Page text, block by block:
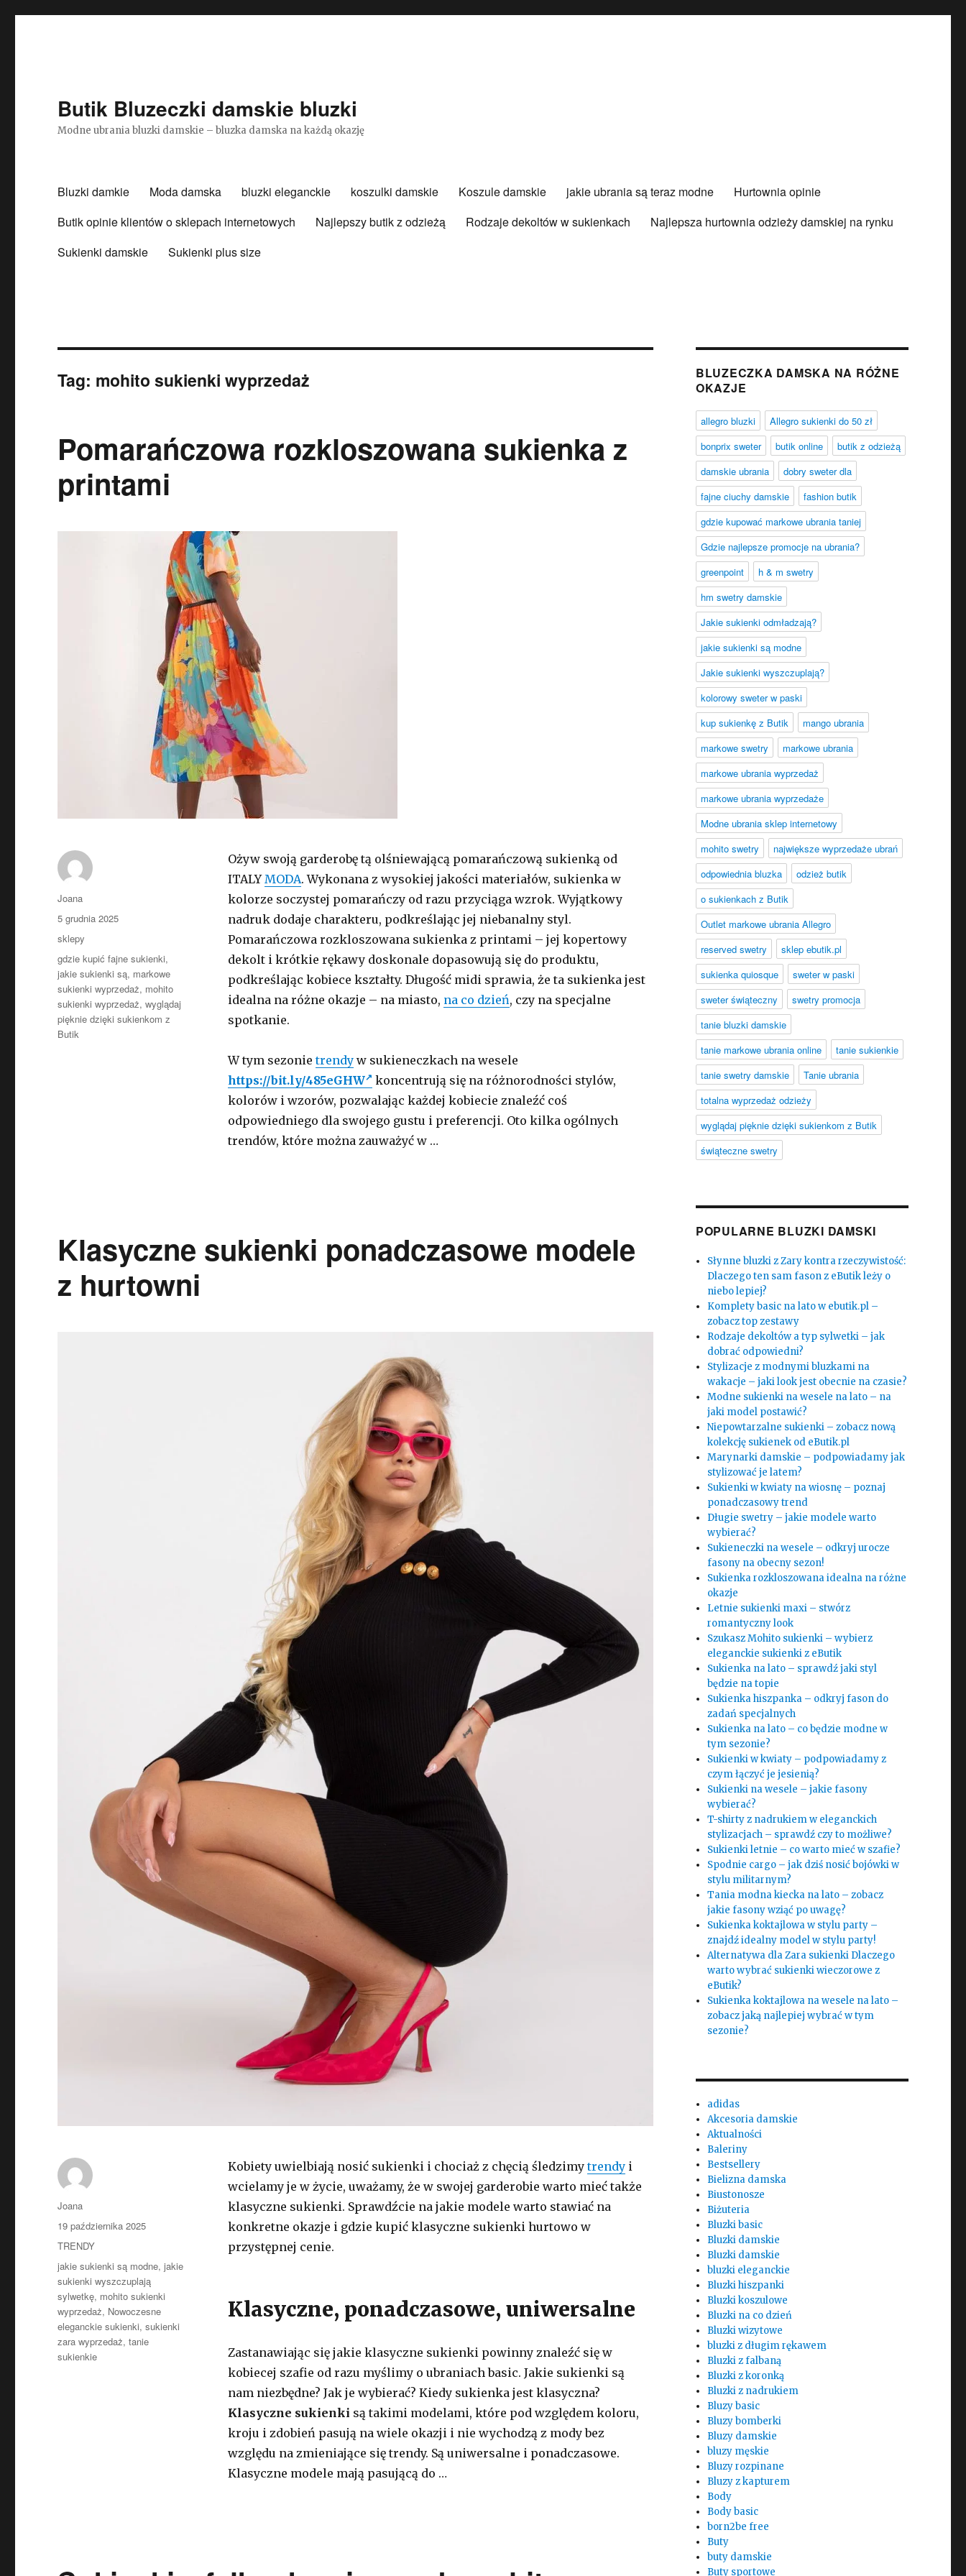
Butik Bluzeczki damskie bluzki
Modne ubrania bluzki damskie – bluzka damska na każdą okazję
Bluzki damkie Moda damska bluzki eleganckie koszulki damskie Koszule damskie jakie ubrania są teraz modne
Hurtownia opinie
Butik opinie klientów o sklepach internetowych
Najlepszy butik z odzieżą Rodzaje dekoltów w sukienkach
Najlepsza hurtownia odzieży damskiej na rynku
Sukienki damskie
Sukienki plus size
Tag: mohito sukienki wyprzedaż
Pomarańczowa rozkloszowana sukienka z
printami
Ożyw swoją garderobę tą olśniewającą pomarańczową sukienką od
ITALYMODA. Wykonana z wysokiej jakości materiałów, sukienka w
kolorze soczystej pomarańczy od razu przyciąga wzrok. Wyjątkowy
nadruk dodaje charakteru, podkreślając jej niebanalny styl.
Pomarańczowa rozkloszowana sukienka z printami – jej kopertowy
dekolt i krótkie rękawy doskonale dopasowują się do produktu,
podkreślając kobiece kształty. Długość midi sprawia, że ta sukienka jest
idealna na różne okazje – na miasto, na co dzień, czy na specjalne
spotkanie.
W tym sezonietrendyw sukieneczkach na wesele
https://bit.ly/485eGHW
koncentrują się na różnorodności stylów,
kolorów i wzorów, pozwalając każdej kobiecie znaleźć coś
odpowiedniego dla swojego gustu i preferencji. Oto kilka ogólnych
trendów, które można zauważyć w …
Autor
Joana
Opublikowano
5 grudnia 2025
Kategorie
sklepy
Tagi
gdzie kupić fajne sukienki,
jakie sukienki są, markowe
sukienki wyprzedaż, mohito
sukienki wyprzedaż,wyglądaj
pięknie dzięki sukienkom z
Butik
Klasyczne sukienki ponadczasowe modele
z hurtowni
Kobiety uwielbiają nosić sukienki i chociaż z chęcią śledzimytrendyi
wcielamy je w życie, uważamy, że w swojej garderobie warto mieć także
klasyczne sukienki. Sprawdźcie na jakie modele warto stawiać na
konkretne okazje i gdzie kupić klasyczne sukienki hurtowo w
przystępnej cenie.
Klasyczne, ponadczasowe, uniwersalne
Zastanawiając się jakie klasyczne sukienki powinny znaleźć się w
kobiecej szafie od razu myślimy o ubraniach basic. Jakie sukienki są
nam niezbędne? Jak je wybierać? Kiedy sukienka jest klasyczna?
Klasyczne sukienki są takimi modelami, które pod względem koloru,
kroju i zdobień pasują na wiele okazji i nie wychodzą z mody bez
względu na zmieniające się trendy. Są uniwersalne i ponadczasowe.
Klasyczne modele mają pasującą do …
Autor
Joana
Opublikowano
19 października 2025
Kategorie
TRENDY
Tagi
jakie sukienki są modne,jakie
sukienki wyszczuplają
sylwetkę, mohito sukienki
wyprzedaż, Nowoczesne
eleganckie sukienki,sukienki
zara wyprzedaż,tanie
sukienkie
BLUZECZKA DAMSKA NA RÓŻNE
OKAZJE
allegro bluzki
Allegro sukienki do 50 zł
bonprix sweter
butik online
butik z odzieżą
damskie ubrania
dobry sweter dla
fajne ciuchy damskie
fashion butik
gdzie kupować markowe ubrania taniej
Gdzie najlepsze promocje na ubrania?
greenpoint
h & m swetry
hm swetry damskie
Jakie sukienki odmładzają?
jakie sukienki są modne
Jakie sukienki wyszczuplają?
kolorowy sweter w paski
kup sukienkę z Butik
mango ubrania
markowe swetry
markowe ubrania
markowe ubrania wyprzedaż
markowe ubrania wyprzedaże
Modne ubrania sklep internetowy
mohito swetry
największe wyprzedaże ubrań
odpowiednia bluzka
odzież butik
o sukienkach z Butik
Outlet markowe ubrania Allegro
reserved swetry
sklep ebutik.pl
sukienka quiosque
sweter w paski
sweter świąteczny
swetry promocja
tanie bluzki damskie
tanie markowe ubrania online
tanie sukienkie
tanie swetry damskie
Tanie ubrania
totalna wyprzedaż odzieży
wyglądaj pięknie dzięki sukienkom z Butik
świąteczne swetry
POPULARNE BLUZKI DAMSKI
Słynne bluzki z Zary kontra rzeczywistość:
Dlaczego ten sam fason z eButik leży o
niebo lepiej?
Komplety basic na lato w ebutik.pl –
zobacz top zestawy
Rodzaje dekoltów a typ sylwetki – jak
dobrać odpowiedni?
Stylizacje z modnymi bluzkami na
wakacje – jaki look jest obecnie na czasie?
Modne sukienki na wesele na lato – na
jaki model postawić?
Niepowtarzalne sukienki – zobacz nową
kolekcję sukienek od eButik.pl
Marynarki damskie – podpowiadamy jak
stylizować je latem?
Sukienki w kwiaty na wiosnę – poznaj
ponadczasowy trend
Długie swetry – jakie modele warto
wybierać?
Sukieneczki na wesele – odkryj urocze
fasony na obecny sezon!
Sukienka rozkloszowana idealna na różne
okazje
Letnie sukienki maxi – stwórz
romantyczny look
Szukasz Mohito sukienki – wybierz
eleganckie sukienki z eButik
Sukienka na lato – sprawdź jaki styl
będzie na topie
Sukienka hiszpanka – odkryj fason do
zadań specjalnych
Sukienka na lato – co będzie modne w
tym sezonie?
Sukienki w kwiaty – podpowiadamy z
czym łączyć je jesienią?
Sukienki na wesele – jakie fasony
wybierać?
T-shirty z nadrukiem w eleganckich
stylizacjach – sprawdź czy to możliwe?
Sukienki letnie – co warto mieć w szafie?
Spodnie cargo – jak dziś nosić bojówki w
stylu militarnym?
Tania modna kiecka na lato – zobacz
jakie fasony wziąć po uwagę?
Sukienka koktajlowa w stylu party –
znajdź idealny model w stylu party!
Alternatywa dla Zara sukienki Dlaczego
warto wybrać sukienki wieczorowe z
eButik?
Sukienka koktajlowa na wesele na lato –
zobacz jaką najlepiej wybrać w tym
sezonie?
adidas
Akcesoria damskie
Aktualności
Baleriny
Bestsellery
Bielizna damska
Biustonosze
Biżuteria
Bluzki basic
Bluzki damskie
Bluzki damskie
bluzki eleganckie
Bluzki hiszpanki
Bluzki koszulowe
Bluzki na co dzień
Bluzki wizytowe
bluzki z długim rękawem
Bluzki z falbaną
Bluzki z koronką
Bluzki z nadrukiem
Bluzy basic
Bluzy bomberki
Bluzy damskie
bluzy męskie
Bluzy rozpinane
Bluzy z kapturem
Body
Body basic
born2be free
Buty
buty damskie
Buty sportowe